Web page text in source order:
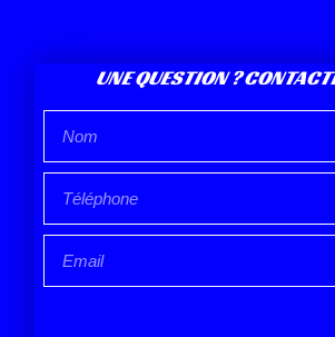
UNE QUESTION ?